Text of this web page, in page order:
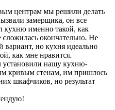
центрам мы решили делать
замерщика, он все
кухню именно такой, как
сложилась окончательно. Не
но кухня идеально
как мне нравится.
установили нашу кухню-
кривым стенам, им пришлось
шкафчиков, но результат